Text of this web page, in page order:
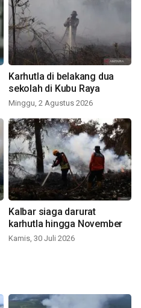
Karhutla di belakang dua
sekolah di Kubu Raya
Minggu, 2 Agustus 2026
Kalbar siaga darurat
karhutla hingga November
Kamis, 30 Juli 2026